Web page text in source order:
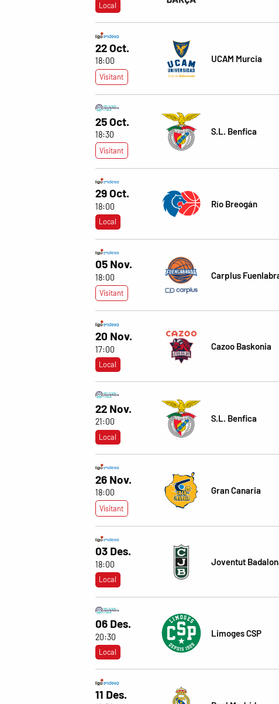
Local
22 Oct.
18:00
Visitant
UCAM Murcia
25 Oct.
18:30
Visitant
S.L. Benfica
29 Oct.
18:00
Local
Río Breogán
05 Nov.
18:00
Visitant
Carplus
20 Nov.
17:00
Local
Cazoo Baskonia
22 Nov.
21:00
Local
S.L. Benfica
26 Nov.
18:00
Visitant
Gran Canaria
03 Des.
18:00
Local
Joventut
06 Des.
20:30
Local
Limoges CSP
11 Des.